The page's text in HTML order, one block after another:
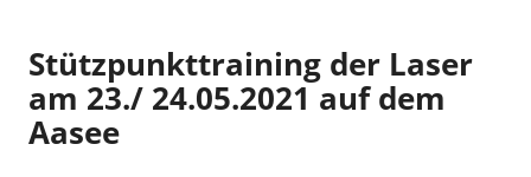
Stützpunkttraining der Laser
am 23./ 24.05.2021 auf dem
Aasee